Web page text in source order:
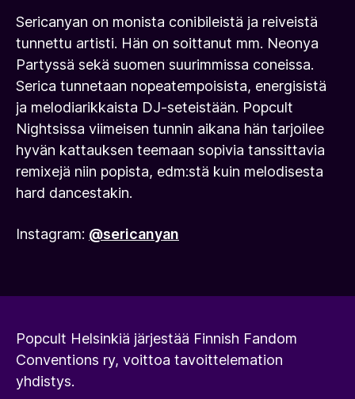
Sericanyan on monista conibileistä ja reiveistä
tunnettu artisti. Hän on soittanut mm. Neonya
Partyssä sekä suomen suurimmissa coneissa.
Serica tunnetaan nopeatempoisista, energisistä
ja melodiarikkaista DJ-seteistään. Popcult
Nightsissa viimeisen tunnin aikana hän tarjoilee
hyvän kattauksen teemaan sopivia tanssittavia
remixejä niin popista, edm:stä kuin melodisesta
hard dancestakin.
Instagram: @sericanyan
Popcult Helsinkiä järjestää Finnish Fandom
Conventions ry, voittoa tavoittelemation
yhdistys.